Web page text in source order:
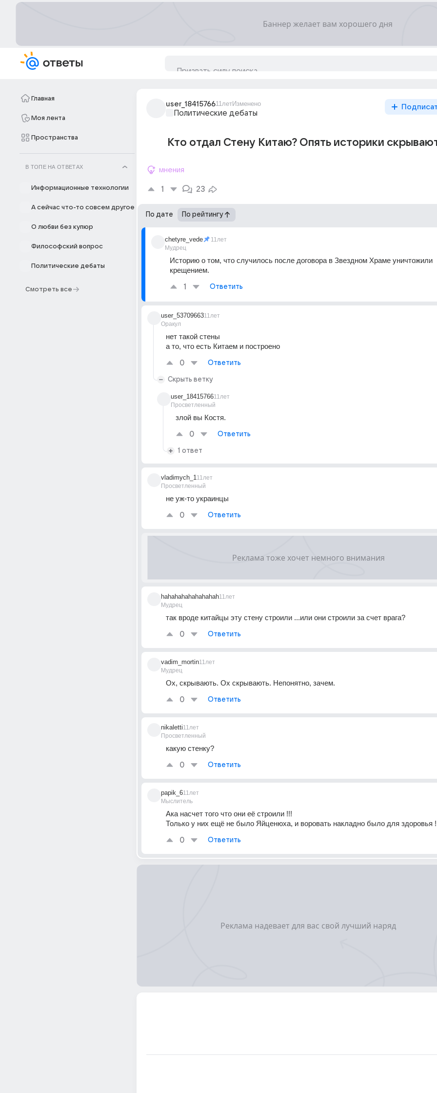
Главная
Моя лента
Пространства
В ТОПЕ НА ОТВЕТАХ
Информационные технологии
А сейчас что-то совсем другое
О любви без купюр
Философский вопрос
Политические дебаты
Смотреть все
user_1841576611летИзменено
Политические дебаты
Кто отдал Стену Китаю? Опять историки
мнения
1 23
По дате По рейтингу
chetyre_vede
Мудрец
11лет
Историю о том, что случилось после договора в Звездном Храме уничтожили
крещением.
1 Ответить
user_53709663
Оракул
11лет
нет такой стены
а то, что есть Китаем и построено
0 Ответить
Скрыть ветку
user_18415766
Просветленный
11лет
злой вы Костя.
0 Ответить
1 ответ
vladimych_1
Просветленный
11лет
не уж-то украинцы
0 Ответить
hahahahahahahahah
Мудрец
11лет
так вроде китайцы эту стену строили ...или они строили за счет врага?
0 Ответить
vadim_mortin
Мудрец
11лет
Ох, скрывають. Ох скрывають. Непонятно, зачем.
0 Ответить
nikaletti
Просветленный
11лет
какую стенку?
0 Ответить
papik_6
Мыслитель
11лет
Ака насчет того что они её строили !!!
Только у них ещё не было Яйценюха, и воровать накладно было для здоровья
0 Ответить